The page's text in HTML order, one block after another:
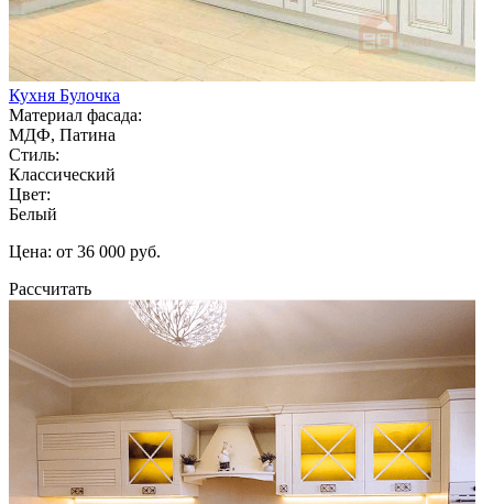
Кухня Булочка
Материал фасада:
МДФ, Патина
Стиль:
Классический
Цвет:
Белый
Цена: от 36 000 руб.
Рассчитать